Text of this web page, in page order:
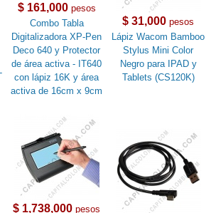
$ 161,000pesos
Combo Tabla
Digitalizadora XP-Pen
Deco 640 y Protector
de área activa - IT640
con lápiz 16K y área
activa de 16cm x 9cm
$ 31,000 pesos
Lápiz Wacom Bamboo
Stylus Mini Color
Negro para IPAD y
Tablets (CS120K)
$ 1,738,000 pesos